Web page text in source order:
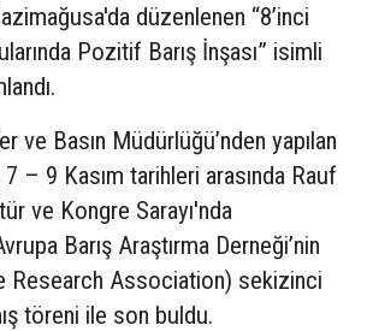
düzenlenen “8’inci
Pozitif Barış İnşası” isimli
ve Basın Müdürlüğü’nden yapılan
– 9 Kasım tarihleri arasında Rauf
ve Kongre Sarayı'nda
Barış Araştırma Derneği’nin
Research Association) sekizinci
töreni ile son buldu.